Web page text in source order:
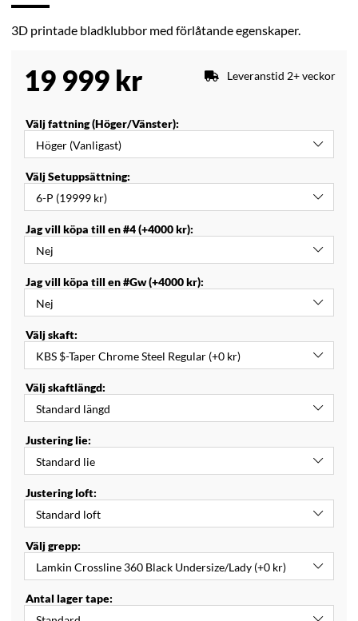
3D printade bladklubbor med förlåtande egenskaper.
19 999 kr Leveranstid 2+ veckor
Välj fattning (Höger/Vänster):
Välj Setuppsättning:
Jag vill köpa till en #4 (+4000 kr):
Jag vill köpa till en #Gw (+4000 kr):
Välj skaft:
Välj skaftlängd:
Justering lie:
Justering loft:
Välj grepp:
Antal lager tape: